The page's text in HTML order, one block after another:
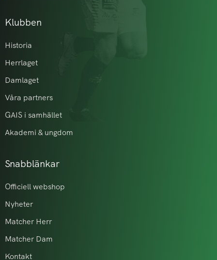
Klubben
Historia
Herrlaget
Damlaget
Våra partners
GAIS i samhället
Akademi & ungdom
Snabblänkar
Officiell webshop
Nyheter
Matcher Herr
Matcher Dam
Kontakt